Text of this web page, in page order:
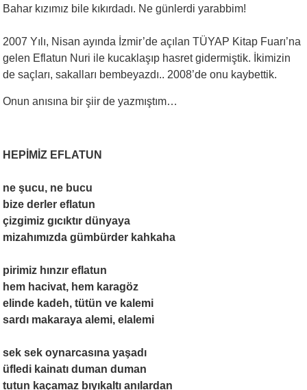
Bahar kızımız bile kıkırdadı. Ne günlerdi yarabbim!
2007 Yılı, Nisan ayında İzmir’de açılan TÜYAP Kitap Fuarı’na
gelen Eflatun Nuri ile kucaklaşıp hasret gidermiştik. İkimizin
de saçları, sakalları bembeyazdı.. 2008’de onu kaybettik.
Onun anısına bir şiir de yazmıştım…
HEPİMİZ EFLATUN
ne şucu, ne bucu
bize derler eflatun
çizgimiz gıcıktır dünyaya
mizahımızda gümbürder kahkaha
pirimiz hınzır eflatun
hem hacivat, hem karagöz
elinde kadeh, tütün ve kalemi
sardı makaraya alemi, elalemi
sek sek oynarcasına yaşadı
üfledi kainatı duman duman
tutun kaçamaz bıyıkaltı anılardan